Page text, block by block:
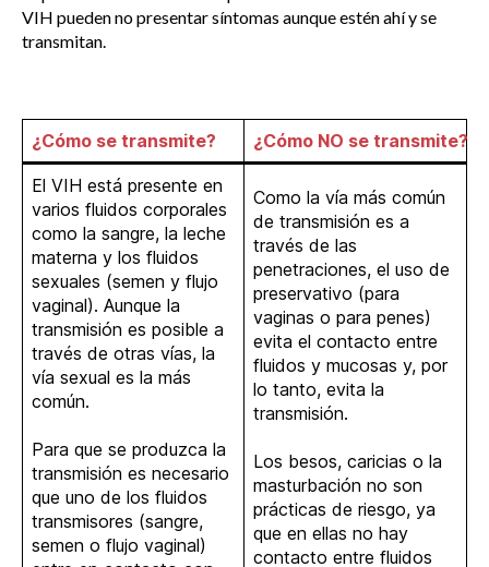
VIH pueden no presentar síntomas aunque estén ahí y se
transmitan.
¿Cómo se transmite? ¿Cómo NO se transmite?
El VIH está presente en
varios fluidos corporales
como la sangre, la leche
materna y los fluidos
sexuales (semen y flujo
vaginal). Aunque la
transmisión es posible a
través de otras vías, la
vía sexual es la más
común.
Para que se produzca la
transmisión es necesario
que uno de los fluidos
transmisores (sangre,
semen o flujo vaginal)
Como la vía más común
de transmisión es a
través de las
penetraciones, el uso de
preservativo (para
vaginas o para penes)
evita el contacto entre
fluidos y mucosas y, por
lo tanto, evita la
transmisión.
Los besos, caricias o la
masturbación no son
prácticas de riesgo, ya
que en ellas no hay
contacto entre fluidos